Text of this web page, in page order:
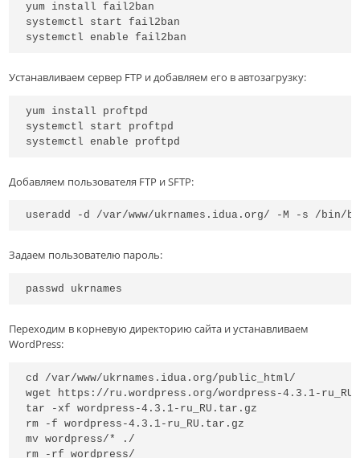
yum install fail2ban
systemctl start fail2ban
systemctl enable fail2ban
Устанавливаем сервер FTP и добавляем его в автозагрузку:
yum install proftpd
systemctl start proftpd
systemctl enable proftpd
Добавляем пользователя FTP и SFTP:
useradd -d /var/www/ukrnames.idua.org/ -M -s /bin/
Задаем пользователю пароль:
passwd ukrnames
Переходим в корневую директорию сайта и устанавливаем
WordPress:
cd /var/www/ukrnames.idua.org/public_html/
wget https://ru.wordpress.org/wordpress-4.3.1-
tar -xf wordpress-4.3.1-ru_RU.tar.gz
rm -f wordpress-4.3.1-ru_RU.tar.gz
mv wordpress/* ./
rm -rf wordpress/